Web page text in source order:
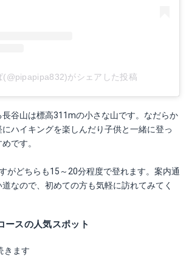
(@pipapipa832)がシェアした投稿
谷山は標高311mの小さな山です。なだらか
ハイキングを楽しんだり子供と一緒に登っ
です。
がどちらも15～20分程度で登れます。案内通
なので、初めての方も気軽に訪れてみてく
ースの人気スポット
きます